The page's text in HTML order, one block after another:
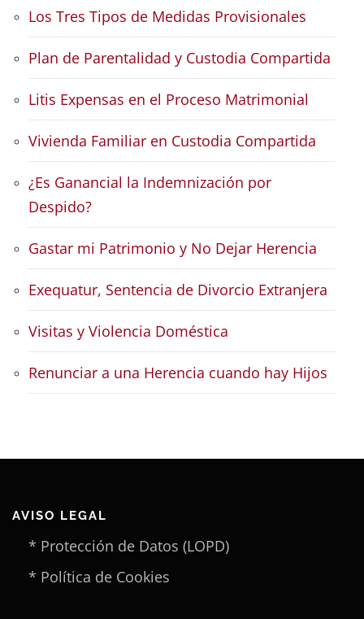
Los Tres Tipos de Medidas Provisionales
Plan de Parentalidad y Custodia Compartida
Litis Expensas en el Proceso Matrimonial
Vivienda Familiar en Custodia Compartida
¿Es Ganancial la Indemnización por
Despido?
Gastar mi Patrimonio y No Dejar Herencia
Exequatur, Sentencia de Divorcio Extranjera
Visitas y Violencia Doméstica
Renunciar a una Herencia cuando hay Hijos
AVISO LEGAL
* Protección de Datos (LOPD)
* Política de Cookies